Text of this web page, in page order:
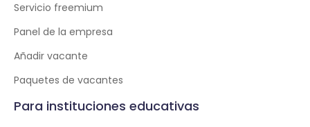
Servicio freemium
Panel de la empresa
Añadir vacante
Paquetes de vacantes
Para instituciones educativas